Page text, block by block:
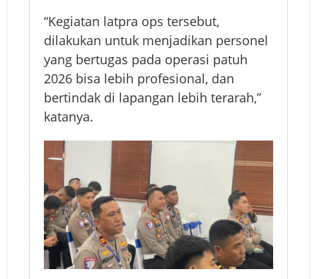
2
0
2
6
d
P
l
d
a
S
u
“Kegiatan latpra ops tersebut,
dilakukan untuk menjadikan personel
yang bertugas pada operasi patuh
2026 bisa lebih profesional, dan
bertindak di lapangan lebih terarah,”
katanya.